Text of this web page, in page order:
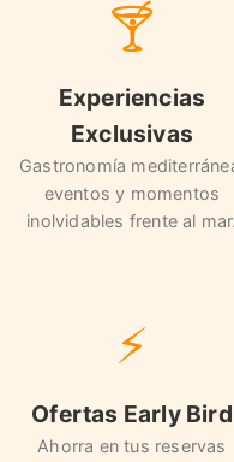
🍸
Experiencias
Exclusivas
Gastronomía
eventos y momentos
inolvidables frente al mar.
⚡
Ofertas Early Bird
Ahorra en tus reservas